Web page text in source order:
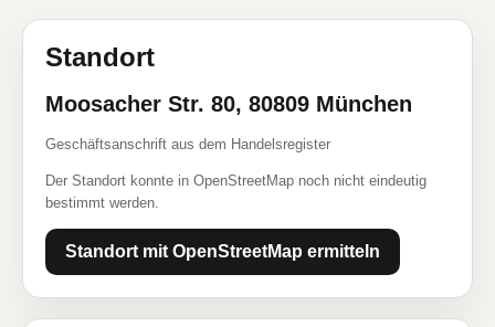
Standort
Moosacher Str. 80, 80809 München
Geschäftsanschrift aus dem Handelsregister
Der Standort konnte in OpenStreetMap noch nicht eindeutig
bestimmt werden.
Standort mit OpenStreetMap ermitteln